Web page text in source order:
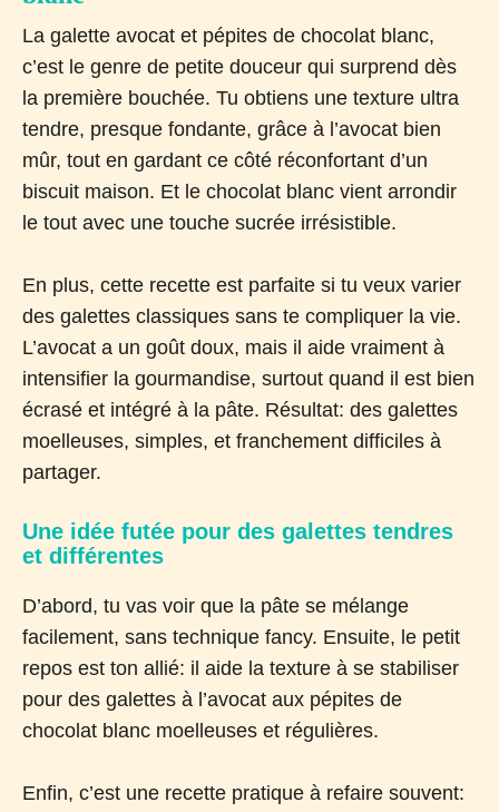
La galette avocat et pépites de chocolat blanc,
c’est le genre de petite douceur qui surprend dès
la première bouchée. Tu obtiens une texture ultra
tendre, presque fondante, grâce à l’avocat bien
mûr, tout en gardant ce côté réconfortant d’un
biscuit maison. Et le chocolat blanc vient arrondir
le tout avec une touche sucrée irrésistible.
En plus, cette recette est parfaite si tu veux varier
des galettes classiques sans te compliquer la vie.
L’avocat a un goût doux, mais il aide vraiment à
intensifier la gourmandise, surtout quand il est bien
écrasé et intégré à la pâte. Résultat: des galettes
moelleuses, simples, et franchement difficiles à
partager.
Une idée futée pour des galettes tendres
et différentes
D’abord, tu vas voir que la pâte se mélange
facilement, sans technique fancy. Ensuite, le petit
repos est ton allié: il aide la texture à se stabiliser
pour des galettes à l’avocat aux pépites de
chocolat blanc moelleuses et régulières.
Enfin, c’est une recette pratique à refaire souvent: